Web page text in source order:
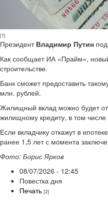
[1]
Президент Владимир Путин
Как сообщает ИА «Прайм»,
строительстве.
Банк сможет предоставить
млн. рублей.
Жилищный вклад можно будет
жилищному кредиту, в том числе
Если вкладчику откажут в
ранее 1,5 лет с момента
Фото: Борис Ярков
08/07/2026 - 12:45
Повестка дня
Печать [2]